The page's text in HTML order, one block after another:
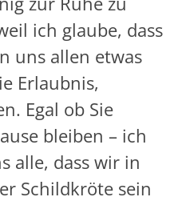
ich glaube, dass
uns allen etwas
Erlaubnis,
Egal ob Sie
bleiben – ich
alle, dass wir in
Schildkröte sein